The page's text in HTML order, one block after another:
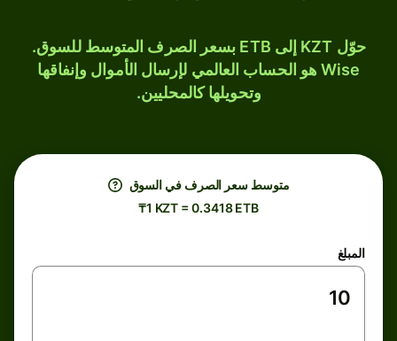
حوّل KZT إلى ETB بسعر الصرف المتوسط للسوق.
Wise هو الحساب العالمي لإرسال الأموال وإنفاقها
وتحويلها كالمحليين.
متوسط ​​سعر الصرف في السوق
₸1 KZT = 0.3418 ETB
المبلغ